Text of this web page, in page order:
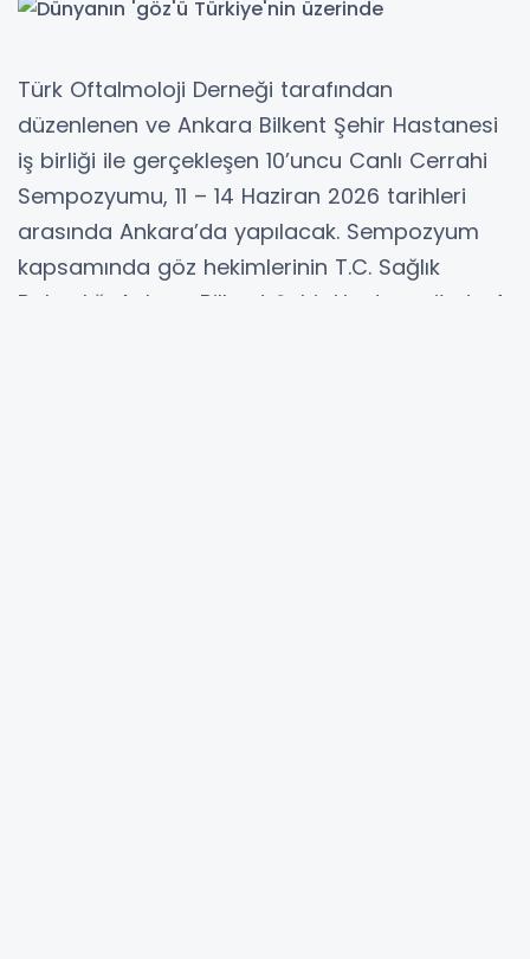
Türk Oftalmoloji Derneği tarafından
düzenlenen ve Ankara Bilkent Şehir Hastanesi
iş birliği ile gerçekleşen 10’uncu Canlı Cerrahi
Sempozyumu, 11 – 14 Haziran 2026 tarihleri
arasında Ankara’da yapılacak. Sempozyum
kapsamında göz hekimlerinin T.C. Sağlık
Bakanlığı Ankara Bilkent Şehir Hastanesi’nde 4